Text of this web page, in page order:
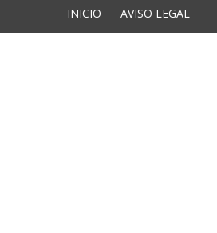
INICIO AVISO LEGAL